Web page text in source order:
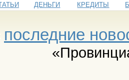
ДЕНЬГИ КРЕДИТЫ
последние